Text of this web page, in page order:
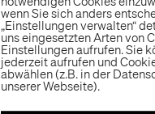
wenn Sie sich anders
„Einstellungen verwalten“
uns eingesetzten Arten von
Einstellungen aufrufen. Sie
jederzeit aufrufen und
abwählen (z.B. in der
unserer Webseite).